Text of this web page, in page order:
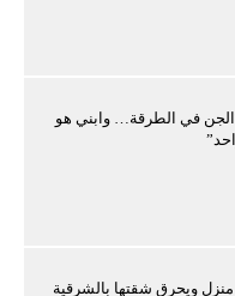
في الطرقة… وابني هو
ويحرق شقتها بالشرقية